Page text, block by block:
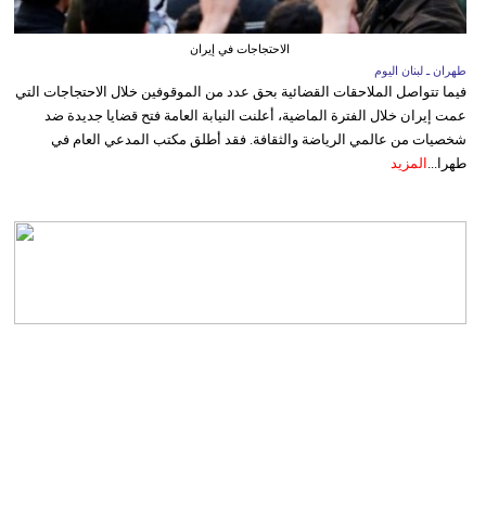
الاحتجاجات في إيران
طهران ـ لبنان اليوم
فيما تتواصل الملاحقات القضائية بحق عدد من الموقوفين خلال الاحتجاجات التي
عمت إيران خلال الفترة الماضية، أعلنت النيابة العامة فتح قضايا جديدة ضد
شخصيات من عالمي الرياضة والثقافة. فقد أطلق مكتب المدعي العام في
طهرا... المزيد